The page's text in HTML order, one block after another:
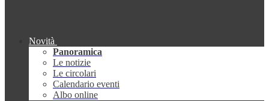
Novità
Panoramica
Le notizie
Le circolari
Calendario eventi
Albo online